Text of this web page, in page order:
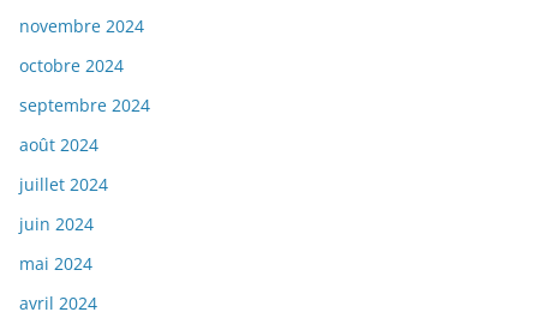
novembre 2024
octobre 2024
septembre 2024
août 2024
juillet 2024
juin 2024
mai 2024
avril 2024